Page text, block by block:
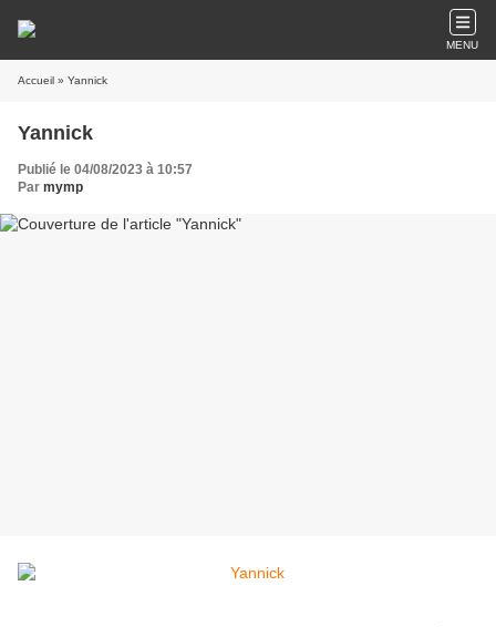
MENU
Accueil » Yannick
Yannick
Publié le 04/08/2023 à 10:57
Par mymp